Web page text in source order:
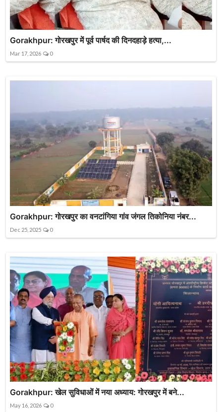
Gorakhpur: गोरखपुर में पूर्व पार्षद की दिनदहाड़े हत्या,...
Mar 17, 2026 0
Gorakhpur: गोरखपुर का वनटांगिया गांव जंगल तिकोनिया नंबर...
Dec 25, 2025 0
Gorakhpur: खेल सुविधाओं में नया अध्याय: गोरखपुर में बने...
May 16, 2026 0